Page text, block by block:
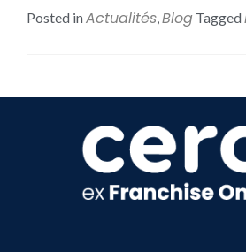
Posted inActualités,Blog Tagged